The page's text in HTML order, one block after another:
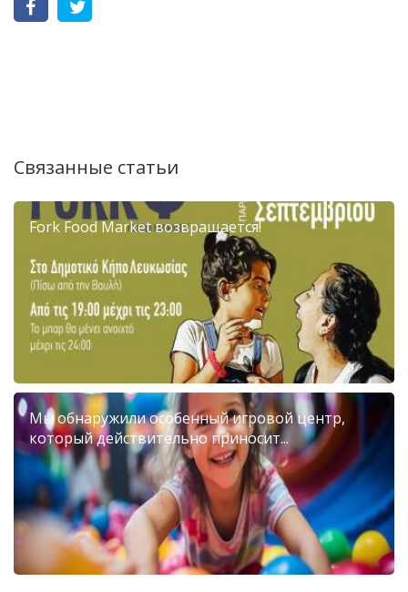
Связанные статьи
Fork Food Market возвращается!
Мы обнаружили особенный игровой центр,
который действительно приносит...